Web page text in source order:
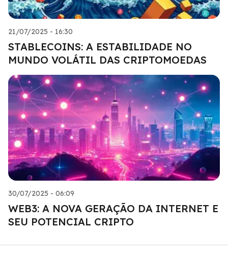
21/07/2025 - 16:30
STABLECOINS: A ESTABILIDADE NO
MUNDO VOLÁTIL DAS CRIPTOMOEDAS
30/07/2025 - 06:09
WEB3: A NOVA GERAÇÃO DA INTERNET E
SEU POTENCIAL CRIPTO